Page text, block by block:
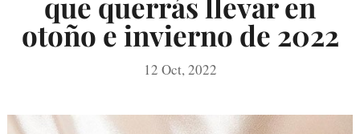
otoño e invierno de 2022
12 Oct, 2022